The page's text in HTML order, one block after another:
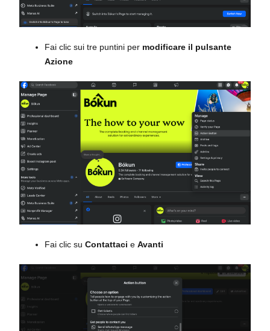
Fai clic sui tre puntini per modificare il pulsante
Azione
Fai clic su Contattaci e Avanti